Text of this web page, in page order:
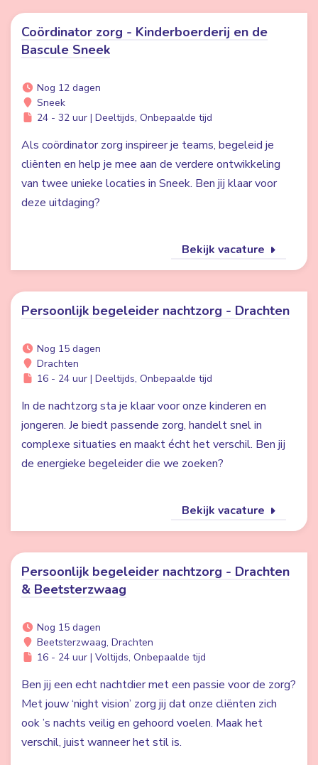
Coördinator zorg - Kinderboerderij en de
Bascule Sneek
Nog 12 dagen
Sneek
24 - 32 uur | Deeltijds, Onbepaalde tijd
Als coördinator zorg inspireer je teams, begeleid je
cliënten en help je mee aan de verdere ontwikkeling
van twee unieke locaties in Sneek. Ben jij klaar voor
deze uitdaging?
Bekijk vacature
Persoonlijk begeleider nachtzorg - Drachten
Nog 15 dagen
Drachten
16 - 24 uur | Deeltijds, Onbepaalde tijd
In de nachtzorg sta je klaar voor onze kinderen en
jongeren. Je biedt passende zorg, handelt snel in
complexe situaties en maakt écht het verschil. Ben jij
de energieke begeleider die we zoeken?
Bekijk vacature
Persoonlijk begeleider nachtzorg - Drachten
& Beetsterzwaag
Nog 15 dagen
Beetsterzwaag, Drachten
16 - 24 uur | Voltijds, Onbepaalde tijd
Ben jij een echt nachtdier met een passie voor de zorg?
Met jouw ‘night vision’ zorg jij dat onze cliënten zich
ook ’s nachts veilig en gehoord voelen. Maak het
verschil, juist wanneer het stil is.